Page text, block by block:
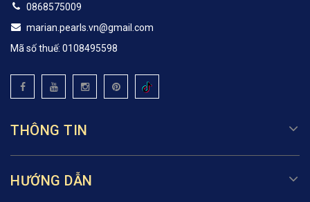
0868575009
marian.pearls.vn@gmail.com
Mã số thuế: 0108495598
THÔNG TIN
HƯỚNG DẪN